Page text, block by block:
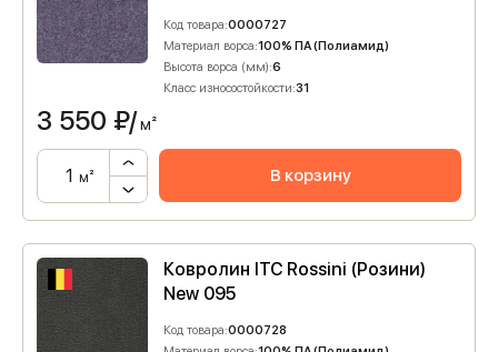
Код товара:0000727
Материал ворса:100% ПА (Полиамид)
Высота ворса (мм):6
Класс износостойкости:31
3 550 ₽/м²
м² В корзину
Ковролин ITC Rossini (Розини)
New 095
Код товара:0000728